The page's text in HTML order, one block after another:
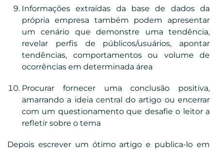
Informações extraídas da base de dados da
própria empresa também podem apresentar
um cenário que demonstre uma tendência,
revelar perfis de públicos/usuários, apontar
tendências, comportamentos ou volume de
ocorrências em determinada área
Procurar fornecer uma conclusão positiva,
amarrando a ideia central do artigo ou encerrar
com um questionamento que desafie o leitor a
refletir sobre o tema
Depois escrever um ótimo artigo e publica-lo em